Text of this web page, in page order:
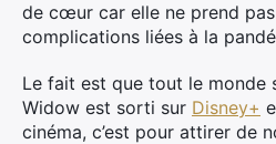
de cœur car elle ne prend
complications liées à la
Le fait est que tout le monde
Widow est sorti sur Disney+
cinéma, c’est pour attirer de